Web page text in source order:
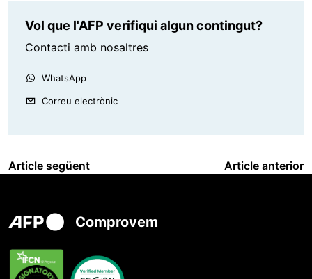
Vol que l'AFP verifiqui algun contingut?
Contacti amb nosaltres
WhatsApp
Correu electrònic
Article següent Article anterior
Comprovem